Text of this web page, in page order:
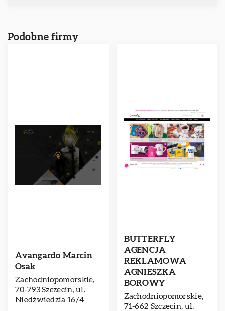
Podobne firmy
Avangardo Marcin
Osak
Zachodniopomorskie,
70-793 Szczecin, ul.
Niedźwiedzia 16/4
BUTTERFLY
AGENCJA
REKLAMOWA
AGNIESZKA
BOROWY
Zachodniopomorskie,
71-662 Szczecin, ul.